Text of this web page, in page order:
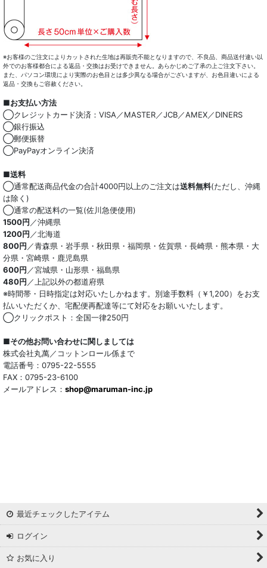
コート・ボトム・バッグ
マスク
小物類
綿100％
麻混
ストレッチ
オーガニック
和紙混生地
ポリエステル混
テンセル混
キュプラ/レーヨン混
シルク混
ウール混
トリアセテート混
サッカー/クレープ
マドラスチェック
ドビー
※お客様のご注文によりカットされた生地は再販売不能となりますので、不良品、商品送付違い以
外でのお客様都合による返品・交換はお受けできません。あらかじめご了承の上ご注文下さい。
また、パソコン環境により実際のお色目とは多少異なる場合がございますが、お色目違いによる
返品・交換もご容赦ください。
■お支払い方法
◯クレジットカード決済：VISA／MASTER／JCB／AMEX／DINERS
◯銀行振込
◯郵便振替
◯PayPayオンライン決済
■送料
◯通常配送商品代金の合計4000円以上のご注文は送料無料(ただし、沖縄
は除く)
◯通常の配送料の一覧(佐川急便使用)
1500円 ／沖縄県
1200円 ／北海道
800円 ／青森県・岩手県・秋田県・福岡県・佐賀県・長崎県・熊本県・大
分県・宮崎県・鹿児島県
600円 ／宮城県・山形県・福島県
480円 ／上記以外の都道府県
※時間帯・日時指定は対応いたしかねます。別途手数料（￥1,200）をお支
払いいただくか、宅配便再配達等にて対応をお願いいたします。
◯クリックポスト：全国一律250円
■その他お問い合わせに関しましては
株式会社丸萬／コットンロール係まで
電話番号：0795-22-5555
FAX：0795-23-6100
メールアドレス： shop@maruman-inc.jp
最近チェックしたアイテム
ログイン
お気に入り